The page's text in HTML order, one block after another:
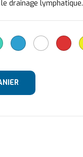
drainage lymphatique.